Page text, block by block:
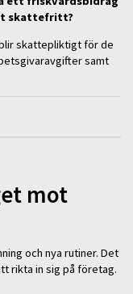
skattefritt?
skattepliktigt för de
samt
mot
och nya rutiner. Det
rikta in sig på företag.